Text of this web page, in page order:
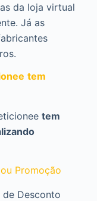
da loja virtual
Já as
tem
tem
ou Promoção
Desconto